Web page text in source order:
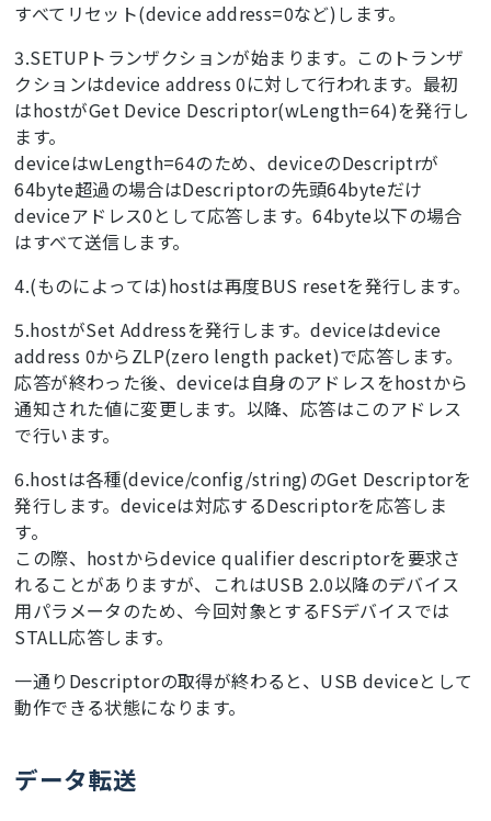
すべてリセット(device address=0など)します。
3.SETUPトランザクションが始まります。このトランザ
クションはdevice address 0に対して行われます。最初
はhostがGet Device Descriptor(wLength=64)を発行し
ます。
deviceはwLength=64のため、deviceのDescriptrが
64byte超過の場合はDescriptorの先頭64byteだけ
deviceアドレス0として応答します。64byte以下の場合
はすべて送信します。
4.(ものによっては)hostは再度BUS resetを発行します。
5.hostがSet Addressを発行します。deviceはdevice
address 0からZLP(zero length packet)で応答します。
応答が終わった後、deviceは自身のアドレスをhostから
通知された値に変更します。以降、応答はこのアドレス
で行います。
6.hostは各種(device/config/string)のGet Descriptorを
発行します。deviceは対応するDescriptorを応答しま
す。
この際、hostからdevice qualifier descriptorを要求さ
れることがありますが、これはUSB 2.0以降のデバイス
用パラメータのため、今回対象とするFSデバイスでは
STALL応答します。
一通りDescriptorの取得が終わると、USB deviceとして
動作できる状態になります。
データ転送